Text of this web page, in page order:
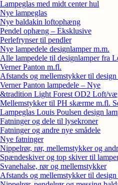
Lampeglas med midt center hul
Nye lampeglas
Nye baldakin loftophæng
Pendel ophæng – Eksklusive
Perlefrynser til pendler
Nye lampedele designlamper m.m.
Alle lampedele til designlamper fra
Verner Panton m.fl.
Afstands og mellemstykker til
Verner Panton lampedele – Nye
&tradition Light Forest OD2 Loft/
Mellemstykker til PH skærme m.fl.
Lampeglas Louis Poulsen design
Fatninger og dele til lysekroner
Fatninger og andre nye smådele
Nye fatninger
Nippelrør, rør, mellemstykker og
Spændeskiver og top skiver til
Svanehalse, rør og mellemstykker
Afstands og mellemstykker til